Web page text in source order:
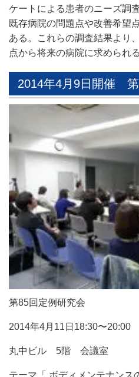
ケートによる患者のニーズ調
既存病院の問題点や改善希望
ある。これらの調査結果より
点から将来の病院に求められ
2014年4月9日開催
第85回定例研究会
2014年4月11日18:30〜20:00
丸中ビル 5階 会議室
テーマ「 ボディメンテナンス